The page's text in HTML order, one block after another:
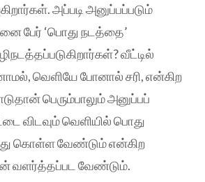
அப்படி அனுப்பப்படும்
பேர் ‘பொது நடத்தை’
வீட்டில்
வெளியே போனால் சரி, என்கிற
பெரும்பாலும் அனுப்பப்
விடவும் வெளியில் பொது
கொள்ள வேண்டும் என்கிற
வளர்த்தப்பட வேண்டும்.